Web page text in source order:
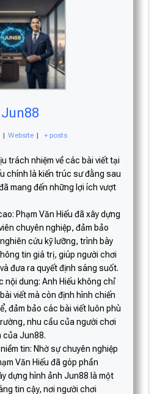
Jun88
| Website | + posts
trách nhiệm về các bài viết tại
chính là kiến trúc sư đằng sau
mang đến những lợi ích vượt
Phạm Văn Hiếu đã xây dựng
chuyên nghiệp, đảm bảo
cứu kỹ lưỡng, trình bày
tin giá trị, giúp người chơi
đưa ra quyết định sáng suốt.
nội dung: Anh Hiếu không chỉ
viết mà còn định hình chiến
đảm bảo các bài viết luôn phù
nhu cầu của người chơi
của Jun88.
tin: Nhờ sự chuyên nghiệp
Văn Hiếu đã góp phần
dựng hình ảnh Jun88 là một
tin cậy, nơi người chơi